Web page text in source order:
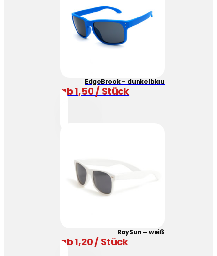
EdgeBrook – dunkelblau
ab 1,50 / Stück
RaySun – weiß
ab 1,20 / Stück